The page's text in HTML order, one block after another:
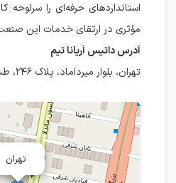
استانداردهای حرفه‌ای را سرلوحه
مؤثری در ارتقای خدمات این
آدرس داتیس آریانا تیم
تهران، بلوار میرداماد، پلاک ۲۴۶، طبقه پنجم
تهران